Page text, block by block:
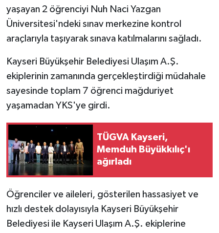
yaşayan 2 öğrenciyi Nuh Naci Yazgan
Üniversitesi'ndeki sınav merkezine kontrol
araçlarıyla taşıyarak sınava katılmalarını sağladı.
Kayseri Büyükşehir Belediyesi Ulaşım A.Ş.
ekiplerinin zamanında gerçekleştirdiği müdahale
sayesinde toplam 7 öğrenci mağduriyet
yaşamadan YKS'ye girdi.
TÜGVA Kayseri,
Memduh Büyükkılıç'ı
ağırladı
Öğrenciler ve aileleri, gösterilen hassasiyet ve
hızlı destek dolayısıyla Kayseri Büyükşehir
Belediyesi ile Kayseri Ulaşım A.Ş. ekiplerine